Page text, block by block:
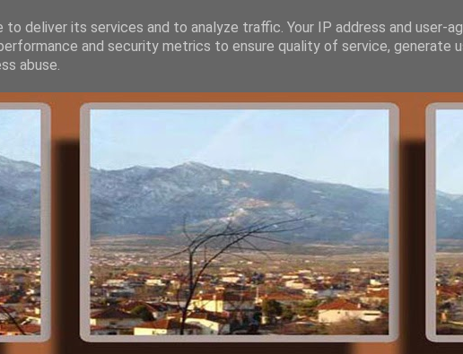
deliver its services and to analyze traffic. Your IP address and user-
and security metrics to ensure quality of service, generate
abuse.